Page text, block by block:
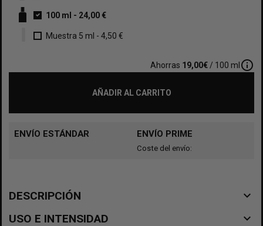
100 ml - 24,00 €
Muestra 5 ml - 4,50 €
Ahorras 19,00€ / 100 mlinfo_outline
AÑADIR AL CARRITO
ENVÍO ESTÁNDAR ENVÍO PRIME
Coste del envío:
DESCRIPCIÓN navigate_before
USO E INTENSIDAD navigate_before